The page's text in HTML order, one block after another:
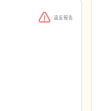
でする」を実
母さんは消
らせない
しょうか
きたいのなら
いたかった
ないので、
わないとミ
満を覚える
摘は事実誤
待ちしてい
違反報告